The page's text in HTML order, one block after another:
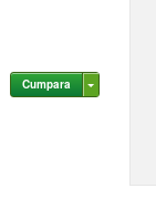
Cumpara